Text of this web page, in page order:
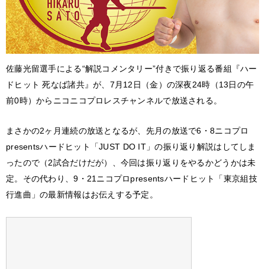
佐藤光留選手による“解説コメンタリー”付きで振り返る番組『ハー
ドヒット 死なば諸共』が、7月12日（金）の深夜24時（13日の午
前0時）からニコニコプロレスチャンネルで放送される。
まさかの2ヶ月連続の放送となるが、先月の放送で6・8ニコプロ
presentsハードヒット「JUST DO IT」の振り返り解説はしてしま
ったので（2試合だけだが）、今回は振り返りをやるかどうかは未
定。その代わり、9・21ニコプロpresentsハードヒット「東京組技
行進曲」の最新情報はお伝えする予定。